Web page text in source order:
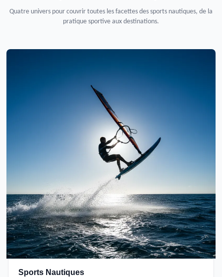
Quatre univers pour couvrir toutes les facettes des sports nautiques, de la
pratique sportive aux destinations.
Sports Nautiques